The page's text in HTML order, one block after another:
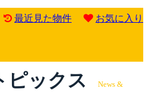
最近見た物件 お気に入り
ピックス News &